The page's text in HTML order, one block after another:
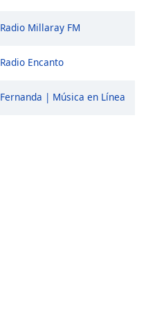
Radio Millaray FM
Radio Encanto
Fernanda | Música en Línea